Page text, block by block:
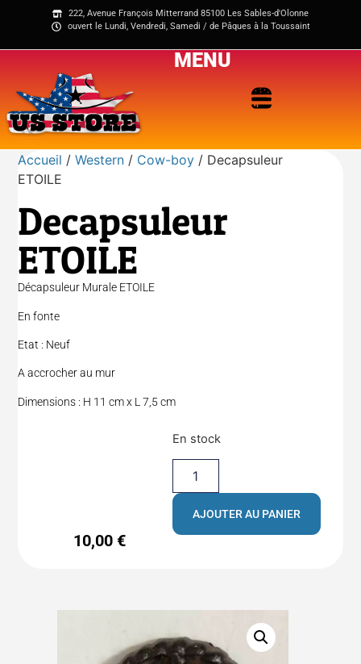
222, Avenue François Mitterrand 85100 Les Sables-d'Olonne
ouvert le Lundi, Vendredi, Samedi / de Pâques à la Toussaint
MENU
Accueil /Western / Cow-boy / Decapsuleur
ETOILE
Decapsuleur
ETOILE
Décapsuleur Murale ETOILE
En fonte
Etat : Neuf
A accrocher au mur
Dimensions : H 11 cm x L 7,5 cm
10,00 €
En stock
AJOUTER AU PANIER